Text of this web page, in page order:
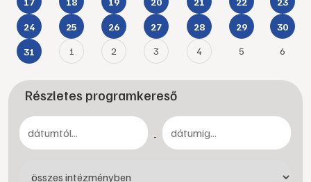
24 25 26 27 28 29 30
31 1 2 3 4 5 6
Részletes programkereső
-